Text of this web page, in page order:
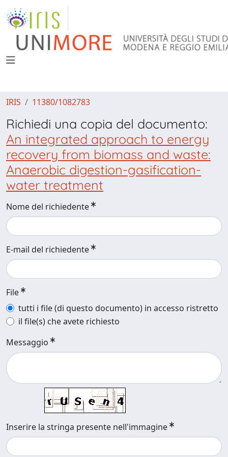
IRIS 11380/1082783
Richiedi una copia del documento:
An integrated approach to energy
recovery from biomass and waste:
Anaerobic digestion-gasification-
water treatment
Nome del richiedente
E-mail del richiedente
File
tutti i file (di questo documento) in accesso ristretto
il file(s) che avete richiesto
Messaggio
Inserire la stringa presente nell'immagine